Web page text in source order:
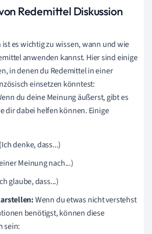
Redemittel Diskussion
es wichtig zu wissen, wann und wie
anwenden kannst. Hier sind einige
in denen du Redemittel in einer
einsetzen könntest:
du deine Meinung äußerst, gibt es
dir dabei helfen können. Einige
(Ich denke, dass...)
Meinung nach...)
glaube, dass...)
Wenn du etwas nicht verstehst
benötigst, können diese
sein: